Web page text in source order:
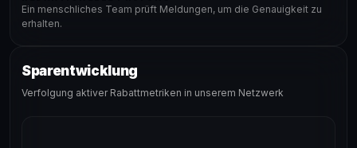
Ein menschliches Team prüft Meldungen, um die Genauigkeit zu
erhalten.
Sparentwicklung
Verfolgung aktiver Rabattmetriken in unserem Netzwerk